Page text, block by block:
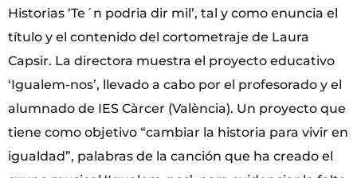
Historias ‘Te´n podria dir mil’, tal y como enuncia el
título y el contenido del cortometraje de Laura
Capsir. La directora muestra el proyecto educativo
‘Igualem-nos’, llevado a cabo por el profesorado y el
alumnado de IES Càrcer (València). Un proyecto que
tiene como objetivo “cambiar la historia para vivir en
igualdad”, palabras de la canción que ha creado el